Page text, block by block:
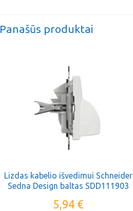
Panašūs produktai
Lizdas kabelio išvedimui Schneider
Sedna Design baltas SDD111903
5,94 €